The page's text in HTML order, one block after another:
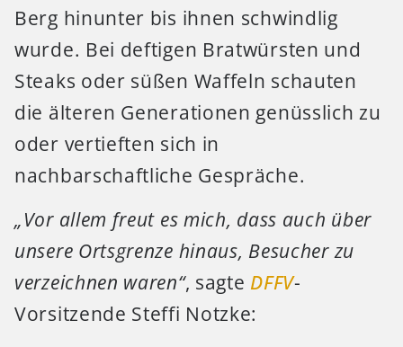
Berg hinunter bis ihnen schwindlig
wurde. Bei deftigen Bratwürsten und
Steaks oder süßen Waffeln schauten
die älteren Generationen genüsslich zu
oder vertieften sich in
nachbarschaftliche Gespräche.
„Vor allem freut es mich, dass auch über
unsere Ortsgrenze hinaus, Besucher zu
verzeichnen waren“, sagte DFFV-
Vorsitzende Steffi Notzke: